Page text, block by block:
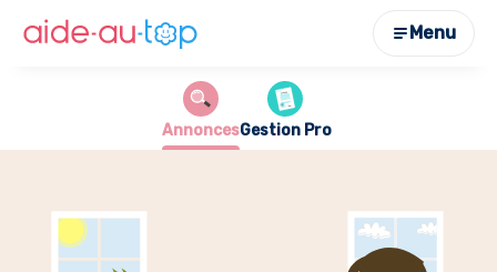
Menu
AnnoncesGestion Pro